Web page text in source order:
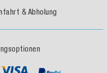
& Abholung